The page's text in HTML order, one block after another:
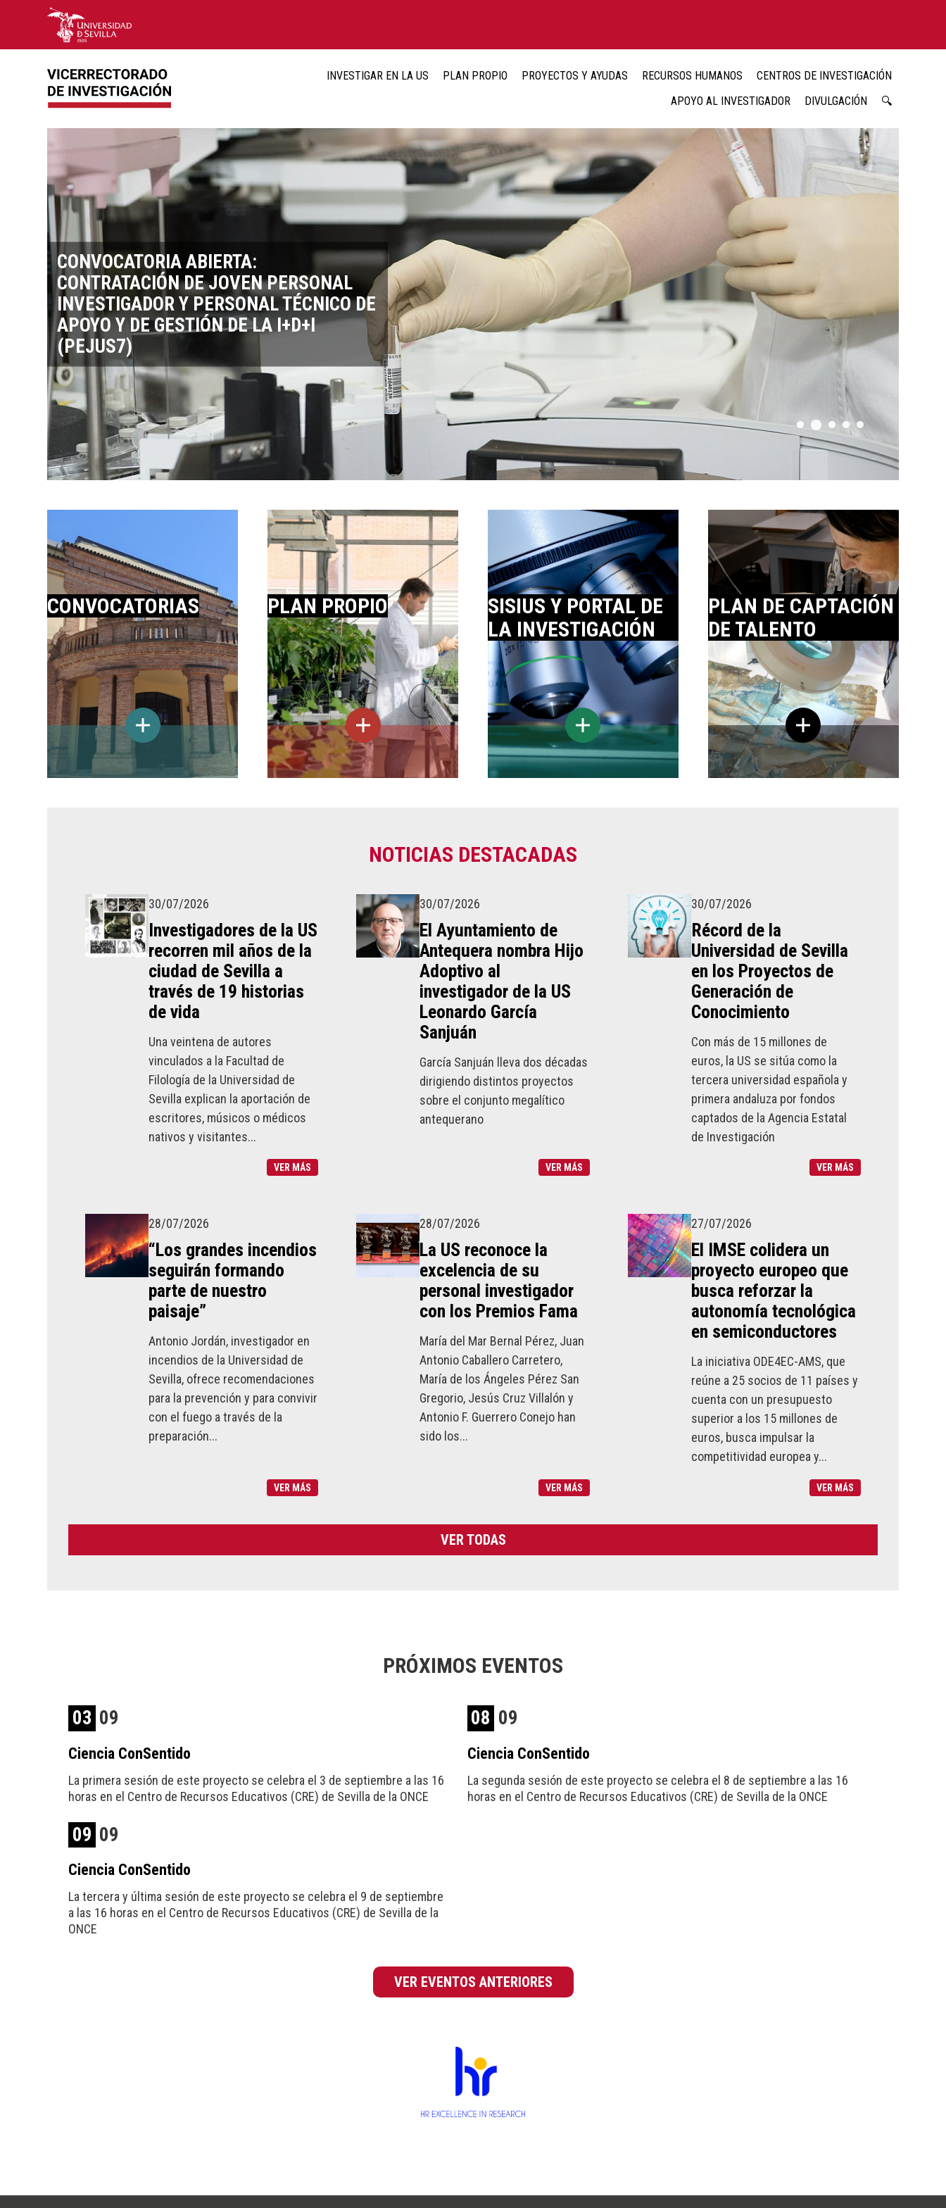
INVESTIGAR EN LA US PLAN PROPIO PROYECTOS Y AYUDAS RECURSOS HUMANOS
CENTROS DE INVESTIGACIÓN
APOYO AL INVESTIGADOR
DIVULGACIÓN 🔍
PROGRAMA DE PERSONAL EXPERTO
DESTACADO AEI
CONVOCATORIA ABIERTA:
CONTRATACIÓN DE JOVEN PERSONAL
INVESTIGADOR Y PERSONAL TÉCNICO DE
APOYO Y DE GESTIÓN DE LA I+D+I
(PEJUS7)
INFORME INVESTIGACIÓN 2015-2025
CALENDARIO CONVOCATORIAS DE LA
AGENCIA ESTATAL DE INVESTIGACIÓN
PUBLICADAS LAS BASES DE LA
CONVOCATORIA VII PPIT-US, ANUALIDAD
2026
CONVOCATORIAS PLAN PROPIO
SISIUS Y PORTAL DE
LA INVESTIGACIÓN
PLAN DE CAPTACIÓN
DE TALENTO
NOTICIAS DESTACADAS
30/07/2026
Investigadores de la US
recorren mil años de la
ciudad de Sevilla a
través de 19 historias
de vida
Una veintena de autores
vinculados a la Facultad de
Filología de la Universidad de
Sevilla explican la aportación de
escritores, músicos o médicos
nativos y visitantes...
VER MÁS
30/07/2026
El Ayuntamiento de
Antequera nombra Hijo
Adoptivo al
investigador de la US
Leonardo García
Sanjuán
García Sanjuán lleva dos décadas
dirigiendo distintos proyectos
sobre el conjunto megalítico
antequerano
VER MÁS
30/07/2026
Récord de la
Universidad de Sevilla
en los Proyectos de
Generación de
Conocimiento
Con más de 15 millones de
euros, la US se sitúa como la
tercera universidad española y
primera andaluza por fondos
captados de la Agencia Estatal
de Investigación
VER MÁS
28/07/2026
“Los grandes incendios
seguirán formando
parte de nuestro
paisaje”
Antonio Jordán, investigador en
incendios de la Universidad de
Sevilla, ofrece recomendaciones
para la prevención y para convivir
con el fuego a través de la
preparación...
VER MÁS
28/07/2026
La US reconoce la
excelencia de su
personal investigador
con los Premios Fama
María del Mar Bernal Pérez, Juan
Antonio Caballero Carretero,
María de los Ángeles Pérez San
Gregorio, Jesús Cruz Villalón y
Antonio F. Guerrero Conejo han
sido los...
VER MÁS
27/07/2026
El IMSE colidera un
proyecto europeo que
busca reforzar la
autonomía tecnológica
en semiconductores
La iniciativa ODE4EC-AMS, que
reúne a 25 socios de 11 países y
cuenta con un presupuesto
superior a los 15 millones de
euros, busca impulsar la
competitividad europea y...
VER MÁS
VER TODAS
PRÓXIMOS EVENTOS
03 09
Ciencia ConSentido
La primera sesión de este proyecto se celebra el 3 de septiembre a las 16
horas en el Centro de Recursos Educativos (CRE) de Sevilla de la ONCE
08 09
Ciencia ConSentido
La segunda sesión de este proyecto se celebra el 8 de septiembre a las 16
horas en el Centro de Recursos Educativos (CRE) de Sevilla de la ONCE
09 09
Ciencia ConSentido
La tercera y última sesión de este proyecto se celebra el 9 de septiembre
a las 16 horas en el Centro de Recursos Educativos (CRE) de Sevilla de la
ONCE
VER EVENTOS ANTERIORES